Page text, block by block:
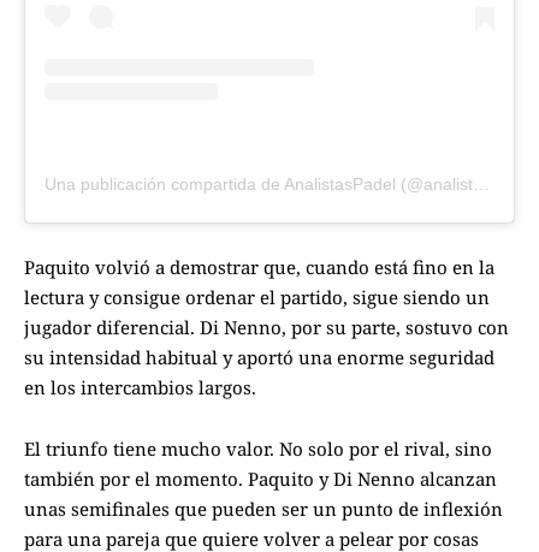
Paquito volvió a demostrar que, cuando está fino en la
lectura y consigue ordenar el partido, sigue siendo un
jugador diferencial. Di Nenno, por su parte, sostuvo con
su intensidad habitual y aportó una enorme seguridad
en los intercambios largos.
El triunfo tiene mucho valor. No solo por el rival, sino
también por el momento. Paquito y Di Nenno alcanzan
unas semifinales que pueden ser un punto de inflexión
para una pareja que quiere volver a pelear por cosas